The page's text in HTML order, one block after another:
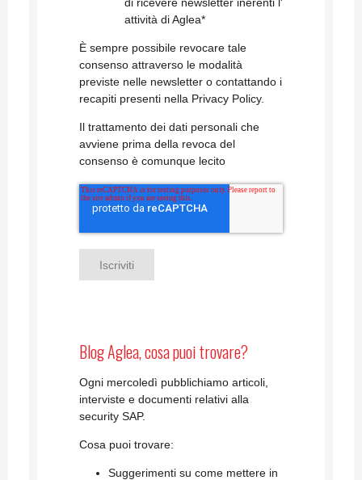
attività di Aglea*
È sempre possibile revocare tale
consenso attraverso le modalità
previste nelle newsletter o contattando i
recapiti presenti nella Privacy Policy.
Il trattamento dei dati personali che
avviene prima della revoca del
consenso è comunque lecito
Blog Aglea, cosa puoi trovare?
Ogni mercoledì pubblichiamo articoli,
interviste e documenti relativi alla
security SAP.
Cosa puoi trovare:
Suggerimenti su come mettere in